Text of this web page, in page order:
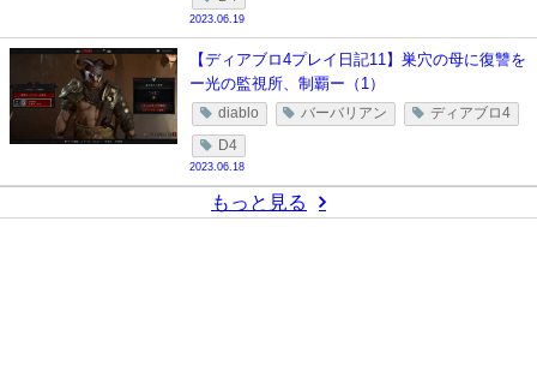
2023.06.19
【ディアブロ4プレイ日記11】巣穴の母に復讐を
ー光の監視所、制覇ー（1）
diablo バーバリアン ディアブロ4
D4
2023.06.18
もっと見る